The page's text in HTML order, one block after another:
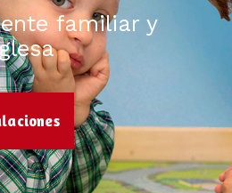
familiar y